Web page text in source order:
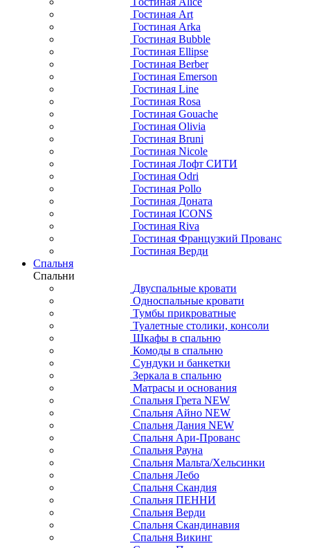
Гостиная Art
Гостиная Arka
Гостиная Bubble
Гостиная Ellipse
Гостиная Berber
Гостиная Emerson
Гостиная Line
Гостиная Rosa
Гостиная Gouache
Гостиная Olivia
Гостиная Bruni
Гостиная Nicole
Гостиная Лофт СИТИ
Гостиная Odri
Гостиная Pollo
Гостиная Доната
Гостиная ICONS
Гостиная Riva
Гостиная Французкий Прованс
Гостиная Верди
Спальня
Спальни
Двуспальные кровати
Односпальные кровати
Тумбы прикроватные
Туалетные столики, консоли
Шкафы в спальню
Комоды в спальню
Сундуки и банкетки
Зеркала в спальню
Матрасы и основания
Спальня Грета NEW
Спальня Айно NEW
Спальня Дания NEW
Спальня Ари-Прованс
Спальня Рауна
Спальня Мальта/Хельсинки
Спальня Лебо
Спальня Скандия
Спальня ПЕННИ
Спальня Верди
Спальня Скандинавия
Спальня Викинг